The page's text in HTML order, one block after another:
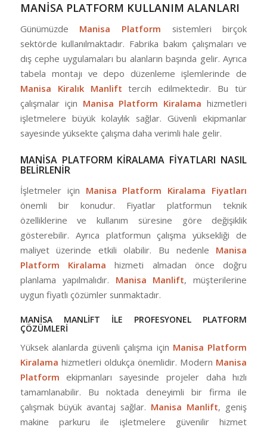
MANİSA PLATFORM KULLANIM ALANLARI
Günümüzde Manisa Platform sistemleri birçok
sektörde kullanılmaktadır. Fabrika bakım çalışmaları ve
dış cephe uygulamaları bu alanların başında gelir. Ayrıca
tabela montajı ve depo düzenleme işlemlerinde de
Manisa Kiralık Manlift tercih edilmektedir. Bu tür
çalışmalar için Manisa Platform Kiralama hizmetleri
işletmelere büyük kolaylık sağlar. Güvenli ekipmanlar
sayesinde yüksekte çalışma daha verimli hale gelir.
MANİSA PLATFORM KİRALAMA FİYATLARI NASIL
BELİRLENİR
İşletmeler için Manisa Platform Kiralama Fiyatları
önemli bir konudur. Fiyatlar platformun teknik
özelliklerine ve kullanım süresine göre değişiklik
gösterebilir. Ayrıca platformun çalışma yüksekliği de
maliyet üzerinde etkili olabilir. Bu nedenle Manisa
Platform Kiralama hizmeti almadan önce doğru
planlama yapılmalıdır. Manisa Manlift, müşterilerine
uygun fiyatlı çözümler sunmaktadır.
MANİSA MANLİFT İLE PROFESYONEL PLATFORM
ÇÖZÜMLERİ
Yüksek alanlarda güvenli çalışma için Manisa Platform
Kiralama hizmetleri oldukça önemlidir. Modern Manisa
Platform ekipmanları sayesinde projeler daha hızlı
tamamlanabilir. Bu noktada deneyimli bir firma ile
çalışmak büyük avantaj sağlar. Manisa Manlift, geniş
makine parkuru ile işletmelere güvenilir hizmet